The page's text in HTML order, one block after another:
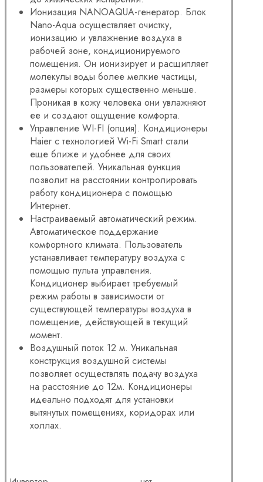
Ионизация NANOAQUA-генератор. Блок
Nano-Aqua осуществляет очистку,
ионизацию и увлажнение воздуха в
рабочей зоне, кондиционируемого
помещения. Он ионизирует и расщипляет
молекулы воды более мелкие частицы,
размеры которых существенно меньше.
Проникая в кожу человека они увлажняют
ее и создают ощущение комфорта.
Управление WI-FI (опция). Кондиционеры
Haier с технологией Wi-Fi Smart стали
еще ближе и удобнее для своих
пользователей. Уникальная функция
позволит на расстоянии контролировать
работу кондиционера с помощью
Интернет.
Настраиваемый автоматический режим.
Автоматическое поддержание
комфортного климата. Пользователь
устанавливает температуру воздуха с
помощью пульта управления.
Кондиционер выбирает требуемый
режим работы в зависимости от
существующей температуры воздуха в
помещение, действующей в текущий
момент.
Воздушный поток 12 м. Уникальная
конструкция воздушной системы
позволяет осуществлять подачу воздуха
на расстояние до 12м. Кондиционеры
идеально подходят для установки
вытянутых помещениях, коридорах или
холлах.